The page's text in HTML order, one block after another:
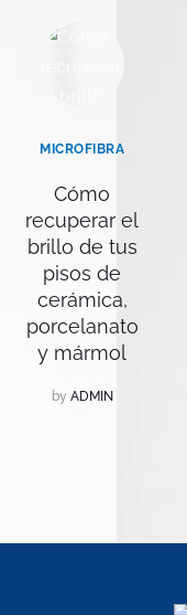
MICROFIBRA
Cómo
recuperar el
brillo de tus
pisos de
cerámica,
porcelanato
y mármol
by ADMIN